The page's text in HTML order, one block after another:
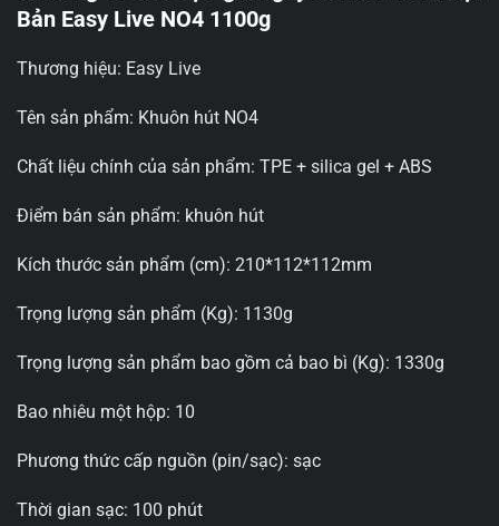
Bản Easy Live NO4 1100g
Thương hiệu: Easy Live
Tên sản phẩm: Khuôn hút NO4
Chất liệu chính của sản phẩm: TPE + silica gel + ABS
Điểm bán sản phẩm: khuôn hút
Kích thước sản phẩm (cm): 210*112*112mm
Trọng lượng sản phẩm (Kg): 1130g
Trọng lượng sản phẩm bao gồm cả bao bì (Kg): 1330g
Bao nhiêu một hộp: 10
Phương thức cấp nguồn (pin/sạc): sạc
Thời gian sạc: 100 phút